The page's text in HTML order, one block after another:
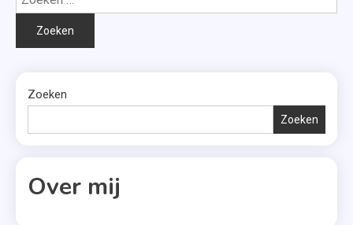
naar:
Zoeken
Zoeken
Over mij